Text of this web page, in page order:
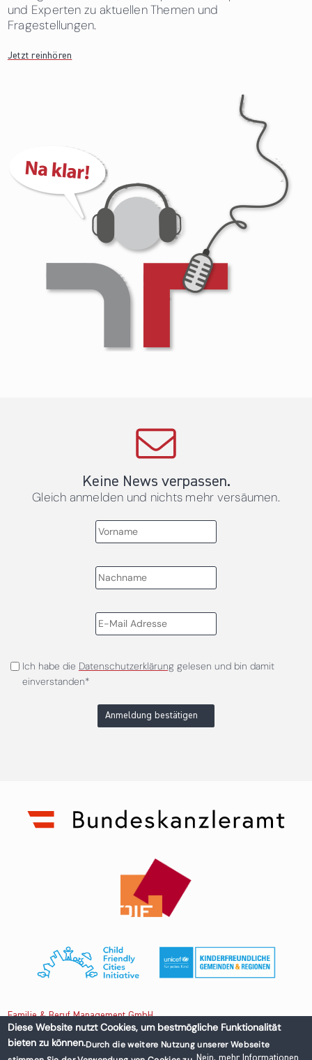
und Experten zu aktuellen Themen und
Fragestellungen.
Jetzt reinhören
Keine News verpassen.
Gleich anmelden und nichts mehr versäumen.
Ich habe die Datenschutzerklärunggelesen und bin damit
einverstanden*
Anmeldung bestätigen
Familie & Beruf Management GmbH
Untere Donaustraße 13-15/3 1020 Wien, Austria
Diese Website nutzt Cookies, um bestmögliche Funktionalität
bieten zu können.Durch die weitere Nutzung unserer Webseite
Nein, mehr Informationen